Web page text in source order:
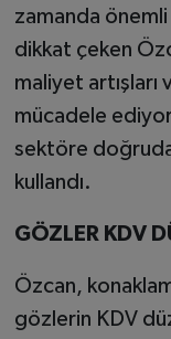
zamanda
dikkat çeken
maliyet artışları
mücadele
sektöre
kullandı.
GÖZLER KDV
Özcan,
gözlerin KDV